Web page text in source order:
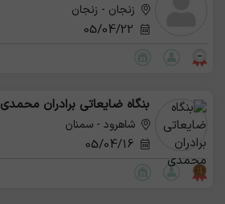
زنجان - زنجان
بنگاه ضایعاتی برادران محمدی
شاهرود - سمنان
05/04/16